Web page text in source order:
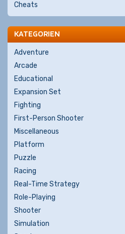
Cheats
KATEGORIEN
Adventure
Arcade
Educational
Expansion Set
Fighting
First-Person Shooter
Miscellaneous
Platform
Puzzle
Racing
Real-Time Strategy
Role-Playing
Shooter
Simulation